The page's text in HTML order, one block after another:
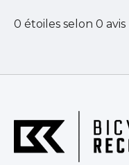
0 étoiles selon 0 avis